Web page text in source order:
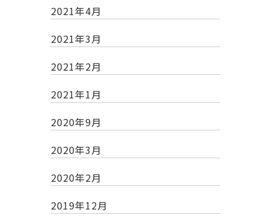
2021年4月
2021年3月
2021年2月
2021年1月
2020年9月
2020年3月
2020年2月
2019年12月